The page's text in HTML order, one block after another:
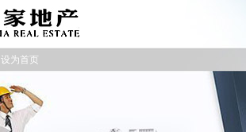
设为首页